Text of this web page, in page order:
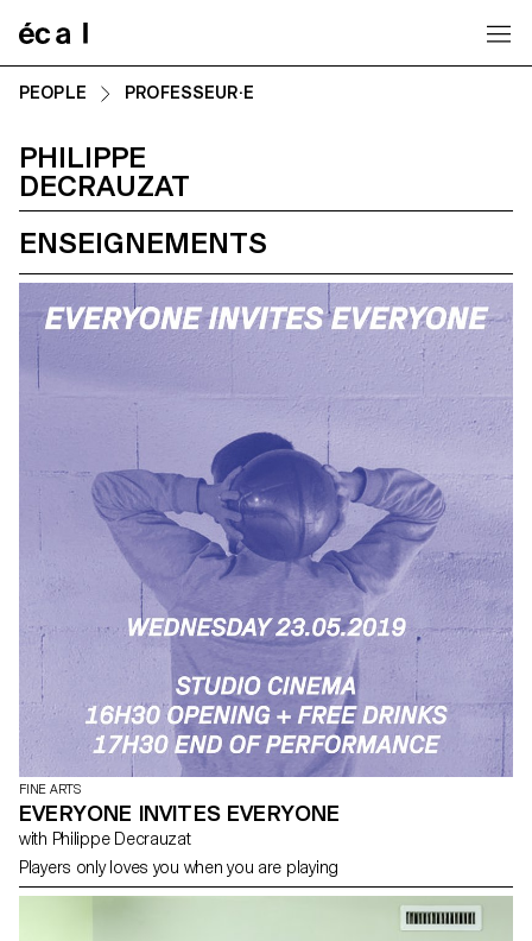
PEOPLE PROFESSEUR·E
PHILIPPE
DECRAUZAT
ENSEIGNEMENTS
FINE ARTS
EVERYONE INVITES EVERYONE
with Philippe Decrauzat
Players only loves you when you are playing